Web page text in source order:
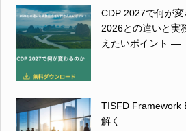
CDP 2027で何が
2026との違いと実
えたいポイント ―
TISFD Framework
解く